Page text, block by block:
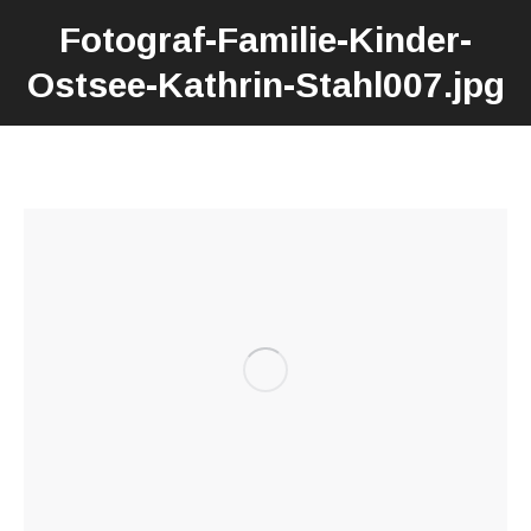
Fotograf-Familie-Kinder-
Ostsee-Kathrin-Stahl007.jpg